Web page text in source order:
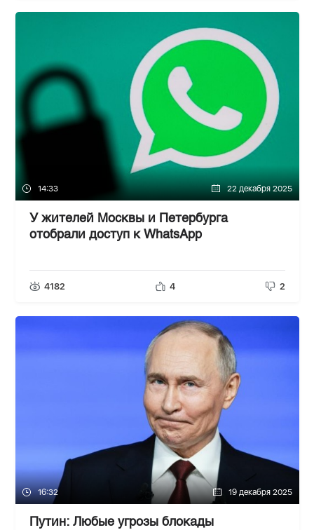
14:33 22 декабря 2025
У жителей Москвы и Петербурга
отобрали доступ к WhatsApp
4182 4 2
16:32 19 декабря 2025
Путин: Любые угрозы блокады